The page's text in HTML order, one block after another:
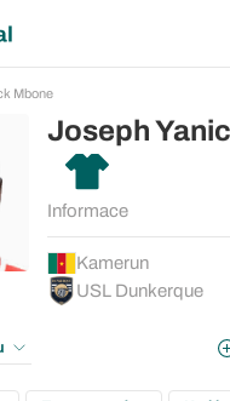
Mbone
Joseph
Informace
Kamerun
USL Dunkerque